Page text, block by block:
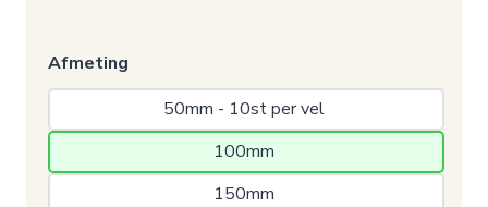
Afmeting
50mm - 10st per vel
100mm
150mm